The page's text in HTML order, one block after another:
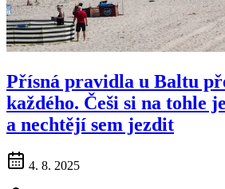
Přísná pravidla u Baltu
každého. Češi si na tohle
a nechtějí sem jezdit
4. 8. 2025